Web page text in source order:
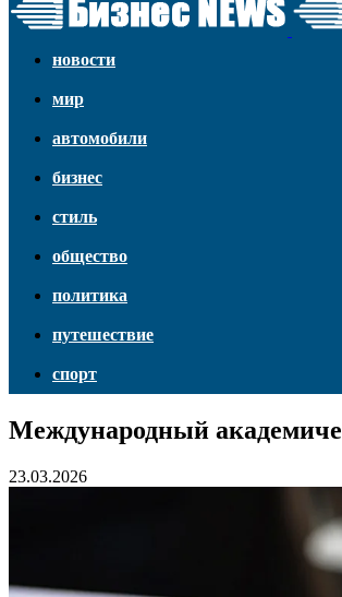
новости
мир
автомобили
бизнес
стиль
общество
политика
путешествие
спорт
Международный
23.03.2026